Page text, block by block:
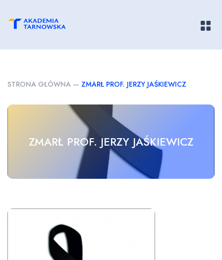
STRONA GŁÓWNA — ZMARŁ PROF. JERZY JAŚKIEWICZ
ZMARŁ PROF. JERZY JAŚKIEWICZ